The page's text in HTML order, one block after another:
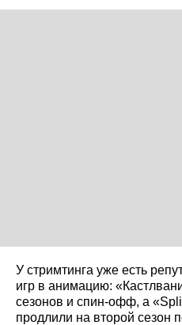
У стримтинга уже есть
игр в анимацию:
сезонов и спин-офф, а
продлили на второй сезон